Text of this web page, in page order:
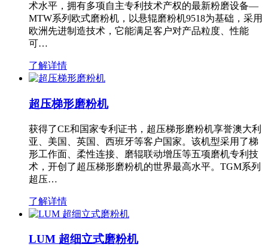
术水平，拥有多项自主专利技术产权的最新粉磨设备—
MTW系列欧式磨粉机，以悬辊磨粉机9518为基础，采用
欧洲先进制造技术，它能满足客户对产品粒度、性能
可…
了解详情
超压梯形磨粉机
获得了CE和国家专利证书，超压梯形磨粉机享誉澳大利
亚、美国、英国、西班牙等客户国家。该机型采用了梯
形工作面、柔性连接、磨辊联动增压等五项磨机专利技
术，开创了超压梯形磨粉机的世界最高水平。TGM系列
超压…
了解详情
LUM 超细立式磨粉机